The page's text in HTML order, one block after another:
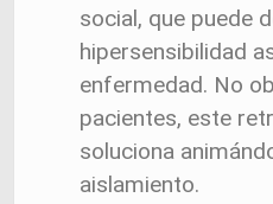
social, que puede
hipersensibilidad
enfermedad. No
pacientes, este
soluciona
aislamiento.